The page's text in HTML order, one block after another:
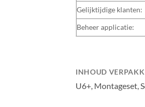
Gelijktijdige klanten:
Beheer applicatie:
INHOUD
U6+, Montageset,